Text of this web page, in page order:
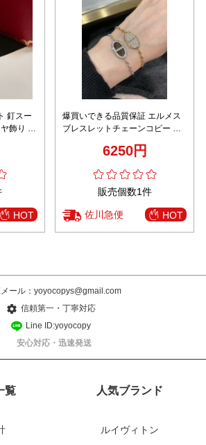
釘スー
飾り お
HOT
爆買いできる品質保証 エルメス
ブレスレットチェーンコピー フ
6250円
販売個数1件
佐川急便 HOT
メール： yoyocopys@gmail.com
信頼第一・丁寧対応
Line ID:yoyocopy
安心対応・迅速発送
覧 人気ブランド
ルイヴィトン